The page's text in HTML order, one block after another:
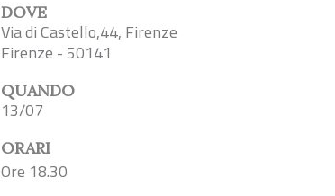
DOVE
Via di Castello,44, Firenze
Firenze - 50141
QUANDO
13/07
ORARI
Ore 18.30